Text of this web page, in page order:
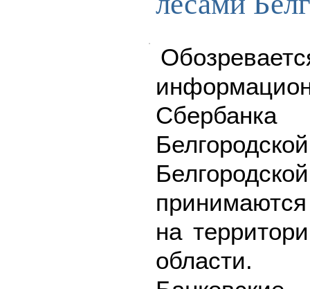
на
области.